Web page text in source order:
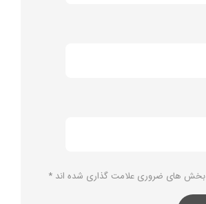
بخش های ضروری علامت گذاری شده اند *